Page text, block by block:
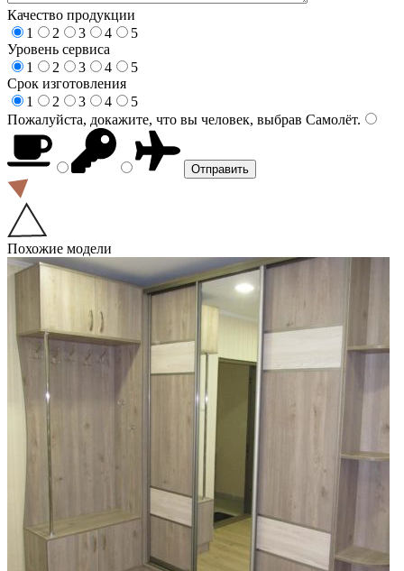
Качество продукции
1
2 3 4
5
Уровень сервиса
1
2 3 4
5
Срок изготовления
1
2 3 4
5
Пожалуйста, докажите, что вы человек, выбрав Самолёт.
Похожие модели